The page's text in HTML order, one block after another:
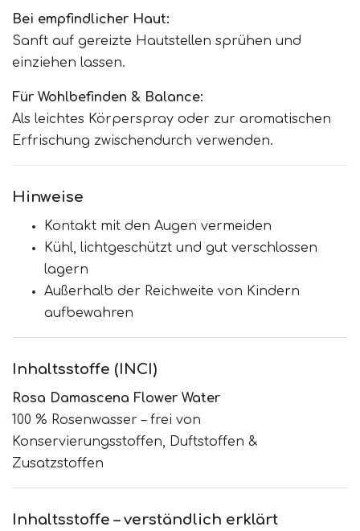
Bei empfindlicher Haut:
Sanft auf gereizte Hautstellen sprühen und
einziehen lassen.
Für Wohlbefinden & Balance:
Als leichtes Körperspray oder zur aromatischen
Erfrischung zwischendurch verwenden.
Hinweise
Kontakt mit den Augen vermeiden
Kühl, lichtgeschützt und gut verschlossen
lagern
Außerhalb der Reichweite von Kindern
aufbewahren
Inhaltsstoffe (INCI)
Rosa Damascena Flower Water
100 % Rosenwasser – frei von
Konservierungsstoffen, Duftstoffen &
Zusatzstoffen
Inhaltsstoffe – verständlich erklärt